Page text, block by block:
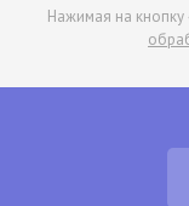
Нажимая на кнопку